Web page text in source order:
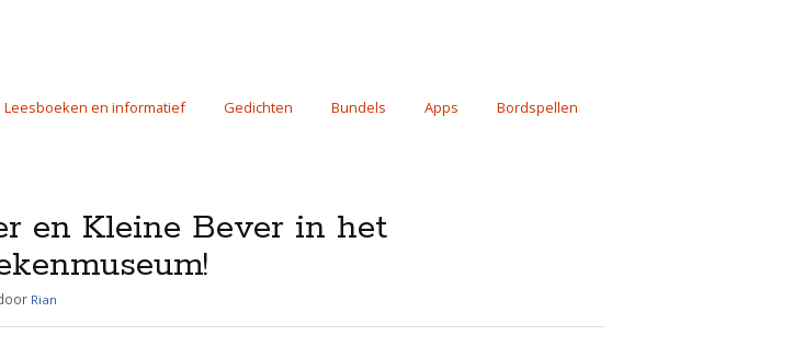
Leesboeken en informatief Gedichten Bundels Apps
Bordspellen
en Kleine Bever in het
Rian